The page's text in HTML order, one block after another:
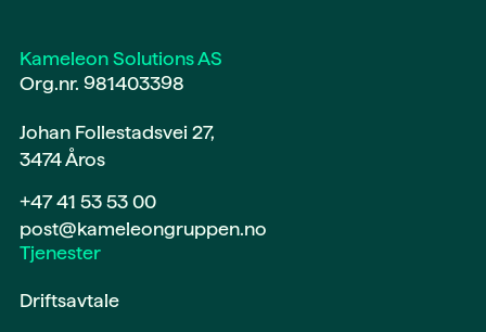
Kameleon Solutions AS
Org.nr. 981403398
Johan Follestadsvei 27,
3474 Åros
+47 41 53 53 00
post@kameleongruppen.no
Tjenester
Driftsavtale